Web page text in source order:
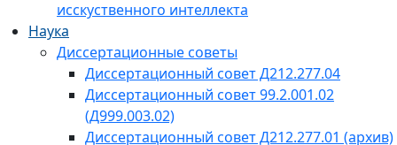
исскуственного интеллекта
Наука
Диссертационные советы
Диссертационный совет Д212.277.04
Диссертационный совет 99.2.001.02
(Д999.003.02)
Диссертационный совет Д212.277.01 (архив)